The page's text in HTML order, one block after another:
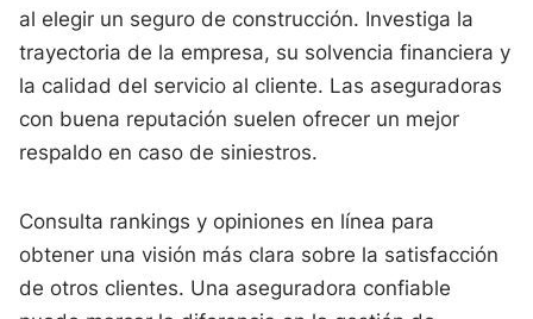
al elegir un seguro de construcción. Investiga la
trayectoria de la empresa, su solvencia financiera y
la calidad del servicio al cliente. Las aseguradoras
con buena reputación suelen ofrecer un mejor
respaldo en caso de siniestros.
Consulta rankings y opiniones en línea para
obtener una visión más clara sobre la satisfacción
de otros clientes. Una aseguradora confiable